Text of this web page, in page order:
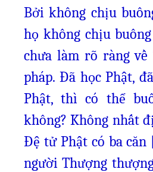
Bởi không chịu
họ không chịu
chưa làm rõ ràng về
pháp. Đã học Phật,
Phật, thì có thể
không? Không nhất
Đệ tử Phật có ba căn
người Thượng